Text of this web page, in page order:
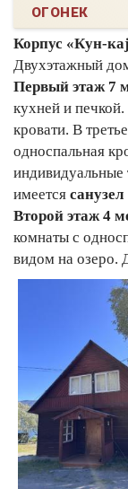
ОГОНЕК
Корпус «Кун-
Двухэтажный
Первый этаж 7
кухней и
кровати. В
односпальная
имеется санузел
Второй этаж 4
комнаты с
видом на озеро.